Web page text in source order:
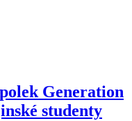
Generation
studenty